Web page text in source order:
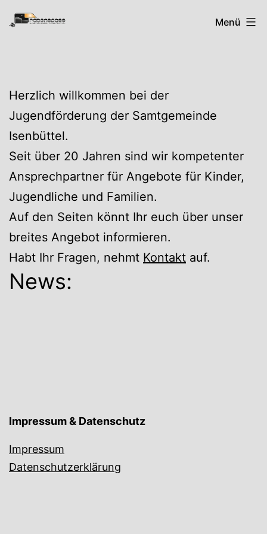
Zum
Inhalt
RabenspassMenü
Herzlich willkommen bei der
Jugendförderung der Samtgemeinde
Isenbüttel.
Seit über 20 Jahren sind wir kompetenter
Ansprechpartner für Angebote für Kinder,
Jugendliche und Familien.
Auf den Seiten könnt Ihr euch über unser
breites Angebot informieren.
Habt Ihr Fragen, nehmt Kontakt auf.
News:
Impressum & Datenschutz
Impressum
Datenschutzerklärung